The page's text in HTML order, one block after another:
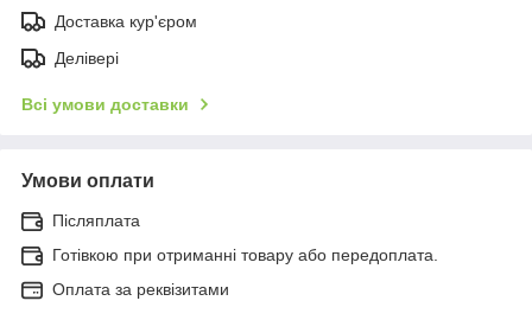
Доставка кур'єром
Делівері
Всі умови доставки
Умови оплати
Післяплата
Готівкою при отриманні товару або передоплата.
Оплата за реквізитами